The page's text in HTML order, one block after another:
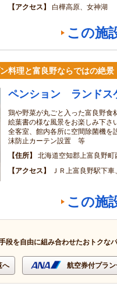
アクセス
白樺高原、女神湖
この施
料理と富良野ならではの絶景
ペンション ランドス
鶏や野菜が丸ごと入った富良野食
絵葉書の様な風景をお楽しみ下さ
全客室、館内各所に空間除菌機を
沫防止カーテン設置 等
住所
北海道空知郡上富良野
アクセス
ＪＲ上富良野駅下
この施
段を自由に組み合わせたおトクな
へ 航空券付プラ